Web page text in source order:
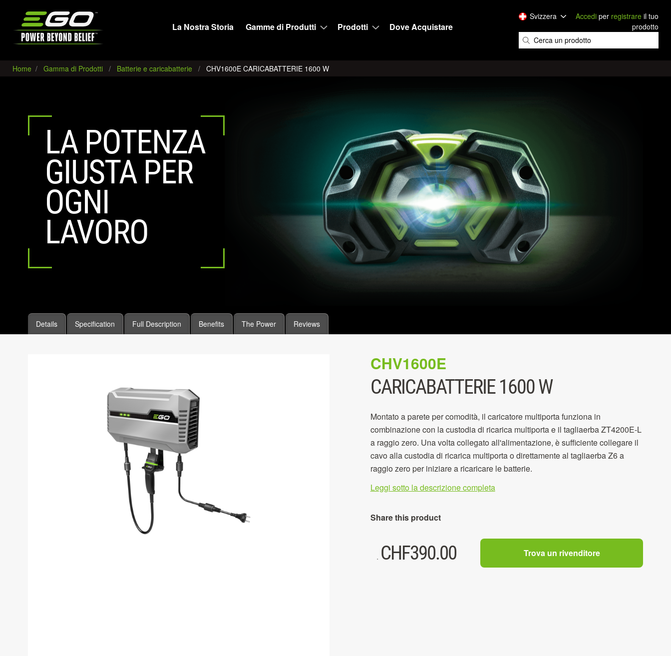
La Nostra Storia
Gamme di Produtti Prodotti Dove Acquistare
Svizzera Accedi per registrare il tuo
prodotto
Home Gamma di Prodotti Batterie e caricabatterie CHV1600E CARICABATTERIE 1600 W
LA POTENZA
GIUSTA PER
OGNI
LAVORO
Details Specification Full Description Benefits The Power Reviews
CHV1600E
CARICABATTERIE 1600 W
Montato a parete per comodità, il caricatore multiporta funziona in
combinazione con la custodia di ricarica multiporta e il tagliaerba ZT4200E-L
a raggio zero. Una volta collegato all'alimentazione, è sufficiente collegare il
cavo alla custodia di ricarica multiporta o direttamente al tagliaerba Z6 a
raggio zero per iniziare a ricaricare le batterie.
Leggi sotto la descrizione completa
Share this product
. CHF390.00 Trova un rivenditore